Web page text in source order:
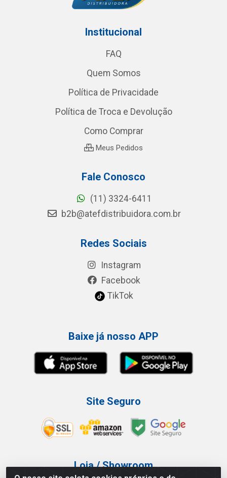
Institucional
FAQ
Quem Somos
Política de Privacidade
Política de Troca e Devolução
Como Comprar
Meus Pedidos
Fale Conosco
(11) 3324-6411
b2b@atefdistribuidora.com.br
Redes Sociais
Instagram
Facebook
TikTok
Baixe já nosso APP
Site Seguro
Loja / Showroom